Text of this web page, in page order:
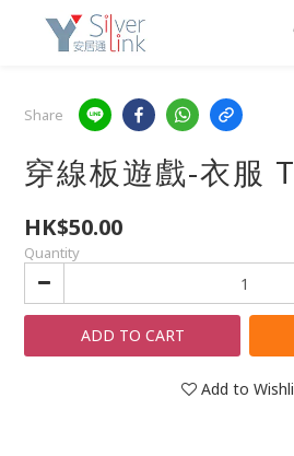
Share
穿線板遊戲-衣服
HK$50.00
Quantity
ADD TO CART
Add to